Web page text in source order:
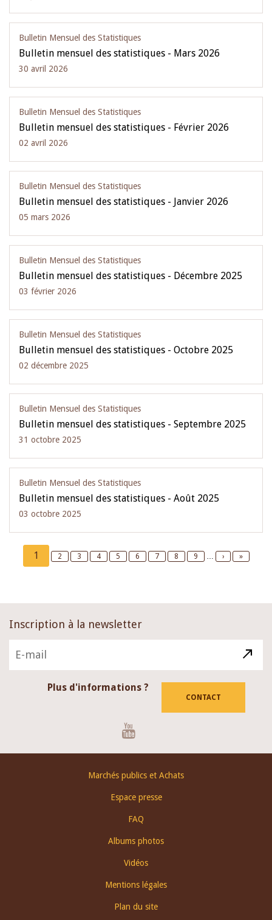
Bulletin Mensuel des Statistiques
Bulletin mensuel des statistiques - Mars 2026
30 avril 2026
Bulletin Mensuel des Statistiques
Bulletin mensuel des statistiques - Février 2026
02 avril 2026
Bulletin Mensuel des Statistiques
Bulletin mensuel des statistiques - Janvier 2026
05 mars 2026
Bulletin Mensuel des Statistiques
Bulletin mensuel des statistiques - Décembre 2025
03 février 2026
Bulletin Mensuel des Statistiques
Bulletin mensuel des statistiques - Octobre 2025
02 décembre 2025
Bulletin Mensuel des Statistiques
Bulletin mensuel des statistiques - Septembre 2025
31 octobre 2025
Bulletin Mensuel des Statistiques
Bulletin mensuel des statistiques - Août 2025
03 octobre 2025
Pagination
Current
page
1 Page
2 Page
3 Page
4 Page
5 Page
6 Page
7 Page
8 Page
9 …
Next
›
Last
»
Inscription à la newsletter
Plus d'informations ?
CONTACT
Marchés publics et Achats
Espace presse
FAQ
Albums photos
Vidéos
Mentions légales
Plan du site